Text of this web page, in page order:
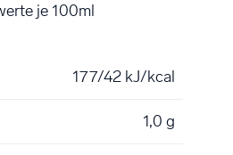
je 100ml
177/42 kJ/kcal
1,0 g